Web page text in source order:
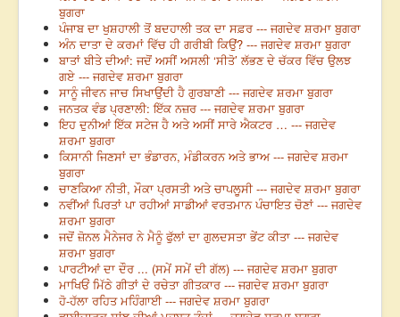
ਬੁਗਰਾ
ਪੰਜਾਬ ਦਾ ਖੁਸ਼ਹਾਲੀ ਤੋਂ ਬਦਹਾਲੀ ਤਕ ਦਾ ਸਫ਼ਰ --- ਜਗਦੇਵ ਸ਼ਰਮਾ ਬੁਗਰਾ
ਅੰਨ ਦਾਤਾ ਦੇ ਕਰਮਾਂ ਵਿੱਚ ਹੀ ਗਰੀਬੀ ਕਿਉਂ? --- ਜਗਦੇਵ ਸ਼ਰਮਾ ਬੁਗਰਾ
ਬਾਤਾਂ ਬੀਤੇ ਦੀਆਂ: ਜਦੋਂ ਅਸੀਂ ਅਸਲੀ ‘ਸੀਤੋ’ ਲੱਭਣ ਦੇ ਚੱਕਰ ਵਿੱਚ ਉਲਝ
ਗਏ --- ਜਗਦੇਵ ਸ਼ਰਮਾ ਬੁਗਰਾ
ਸਾਨੂੰ ਜੀਵਨ ਜਾਚ ਸਿਖਾਉਂਦੀ ਹੈ ਗੁਰਬਾਣੀ --- ਜਗਦੇਵ ਸ਼ਰਮਾ ਬੁਗਰਾ
ਜਨਤਕ ਵੰਡ ਪ੍ਰਣਾਲੀ: ਇੱਕ ਨਜ਼ਰ --- ਜਗਦੇਵ ਸ਼ਰਮਾ ਬੁਗਰਾ
ਇਹ ਦੁਨੀਆਂ ਇੱਕ ਸਟੇਜ ਹੈ ਅਤੇ ਅਸੀਂ ਸਾਰੇ ਐਕਟਰ … --- ਜਗਦੇਵ
ਸ਼ਰਮਾ ਬੁਗਰਾ
ਕਿਸਾਨੀ ਜਿਣਸਾਂ ਦਾ ਭੰਡਾਰਨ, ਮੰਡੀਕਰਨ ਅਤੇ ਭਾਅ --- ਜਗਦੇਵ ਸ਼ਰਮਾ
ਬੁਗਰਾ
ਚਾਣਕਿਆ ਨੀਤੀ, ਮੌਕਾ ਪ੍ਰਸਤੀ ਅਤੇ ਚਾਪਲੂਸੀ --- ਜਗਦੇਵ ਸ਼ਰਮਾ ਬੁਗਰਾ
ਨਵੀਂਆਂ ਪਿਰਤਾਂ ਪਾ ਰਹੀਆਂ ਸਾਡੀਆਂ ਵਰਤਮਾਨ ਪੰਚਾਇਤ ਚੋਣਾਂ --- ਜਗਦੇਵ
ਸ਼ਰਮਾ ਬੁਗਰਾ
ਜਦੋਂ ਜ਼ੋਨਲ ਮੈਨੇਜਰ ਨੇ ਮੈਨੂੰ ਫੁੱਲਾਂ ਦਾ ਗੁਲਦਸਤਾ ਭੇਂਟ ਕੀਤਾ --- ਜਗਦੇਵ
ਸ਼ਰਮਾ ਬੁਗਰਾ
ਪਾਰਟੀਆਂ ਦਾ ਦੌਰ ... (ਸਮੇਂ ਸਮੇਂ ਦੀ ਗੱਲ) --- ਜਗਦੇਵ ਸ਼ਰਮਾ ਬੁਗਰਾ
ਮਾਖਿਓਂ ਮਿੱਠੇ ਗੀਤਾਂ ਦੇ ਰਚੇਤਾ ਗੀਤਕਾਰ --- ਜਗਦੇਵ ਸ਼ਰਮਾ ਬੁਗਰਾ
ਹੋ-ਹੱਲਾ ਰਹਿਤ ਮਹਿੰਗਾਈ --- ਜਗਦੇਵ ਸ਼ਰਮਾ ਬੁਗਰਾ